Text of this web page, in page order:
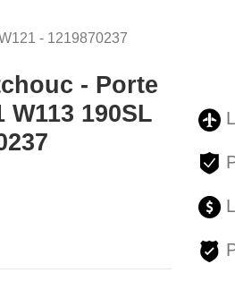
- 1219870237
- Porte
W113 190SL